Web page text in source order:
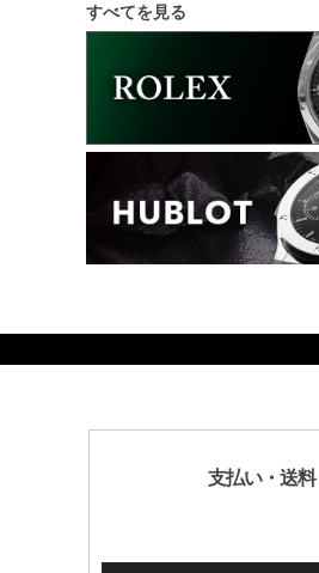
すべてを見る
支払い・送料